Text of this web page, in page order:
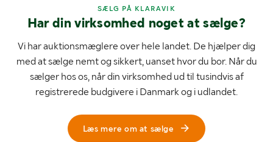
SÆLG PÅ KLARAVIK
Har din virksomhed noget at sælge?
Vi har auktionsmæglere over hele landet. De hjælper dig
med at sælge nemt og sikkert, uanset hvor du bor. Når du
sælger hos os, når din virksomhed ud til tusindvis af
registrerede budgivere i Danmark og i udlandet.
Læs mere om at sælge